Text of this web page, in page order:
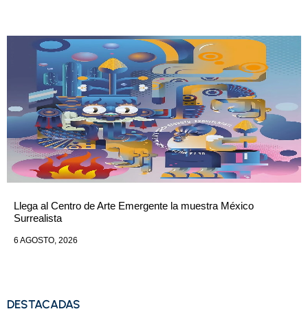
Llega al Centro de Arte Emergente la muestra México
Surrealista
6 AGOSTO, 2026
DESTACADAS